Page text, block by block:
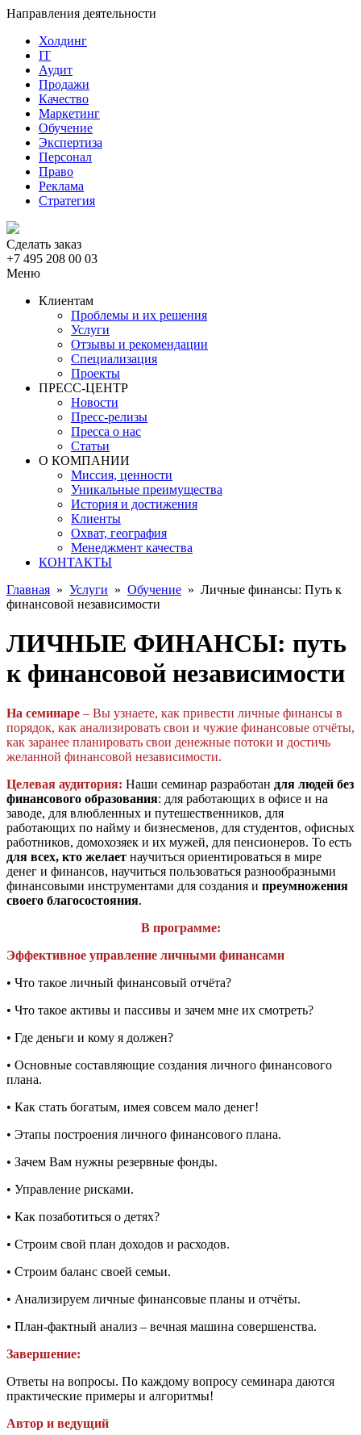
Направления деятельности
Холдинг
IT
Аудит
Продажи
Качество
Маркетинг
Обучение
Экспертиза
Персонал
Право
Реклама
Стратегия
Сделать заказ
+7 495 208 00 03
Меню
Клиентам
Проблемы и их решения
Услуги
Отзывы и рекомендации
Специализация
Проекты
ПРЕСС-ЦЕНТР
Новости
Пресс-релизы
Пресса о нас
Статьи
О КОМПАНИИ
Миссия, ценности
Уникальные преимущества
История и достижения
Клиенты
Охват, география
Менеджмент качества
КОНТАКТЫ
Главная » Услуги » Обучение » Личные финансы: Путь к
финансовой независимости
ЛИЧНЫЕ ФИНАНСЫ: путь
к финансовой независимости
На семинаре – Вы узнаете, как привести личные финансы в
порядок, как анализировать свои и чужие финансовые отчёты,
как заранее планировать свои денежные потоки и достичь
желанной финансовой независимости.
Целевая аудитория: Наши семинар разработан для людей без
финансового образования: для работающих в офисе и на
заводе, для влюбленных и путешественников, для
работающих по найму и бизнесменов, для студентов, офисных
работников, домохозяек и их мужей, для пенсионеров. То есть
для всех, кто желает научиться ориентироваться в мире
денег и финансов, научиться пользоваться разнообразными
финансовыми инструментами для создания и преумножения
своего благосостояния.
В программе:
Эффективное управление личными финансами
• Что такое личный финансовый отчёта?
• Что такое активы и пассивы и зачем мне их смотреть?
• Где деньги и кому я должен?
• Основные составляющие создания личного финансового
плана.
• Как стать богатым, имея совсем мало денег!
• Этапы построения личного финансового плана.
• Зачем Вам нужны резервные фонды.
• Управление рисками.
• Как позаботиться о детях?
• Строим свой план доходов и расходов.
• Строим баланс своей семьи.
• Анализируем личные финансовые планы и отчёты.
• План-фактный анализ – вечная машина совершенства.
Завершение:
Ответы на вопросы. По каждому вопросу семинара даются
практические примеры и алгоритмы!
Автор и ведущий